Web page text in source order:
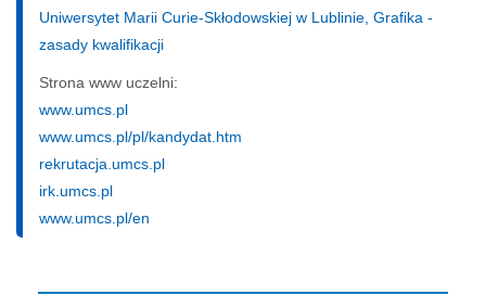
Uniwersytet Marii Curie-Skłodowskiej w Lublinie, Grafika -
zasady kwalifikacji
Strona www uczelni:
www.umcs.pl
www.umcs.pl/pl/kandydat.htm
rekrutacja.umcs.pl
irk.umcs.pl
www.umcs.pl/en